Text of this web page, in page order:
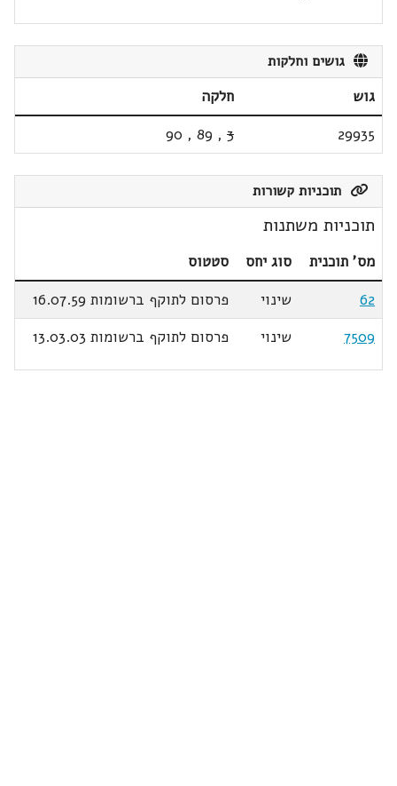
גושים וחלקות
גוש
חלקה
29935
3
,
89
,
90
תוכניות קשורות
תוכניות משתנות
מס' תוכנית סוג יחס
סטטוס
62
שינוי
פרסום לתוקף ברשומות 16.07.59
7509
שינוי פרסום לתוקף ברשומות 13.03.03